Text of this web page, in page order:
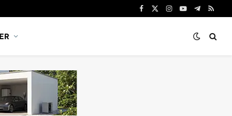
Facebook
X
Instagram
YouTube
Telegram
RSS